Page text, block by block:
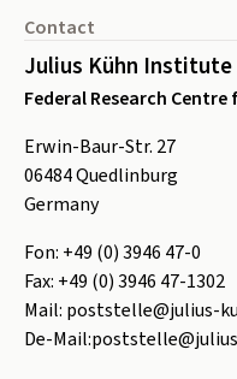
Contact
Julius Kühn
Federal Research
Erwin-Baur-Str. 27
06484Quedlinburg
Germany
Fon: +49 (0) 3946 47-0
Fax: +49 (0) 3946 47-1302
Mail: poststelle@julius-
De-Mail: